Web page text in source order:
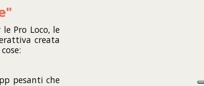
Pro Loco, le
creata
pesanti che